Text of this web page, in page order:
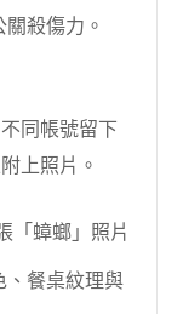
殺傷力。
同帳號留下
上照片。
「蟑螂」照片
、餐桌紋理與